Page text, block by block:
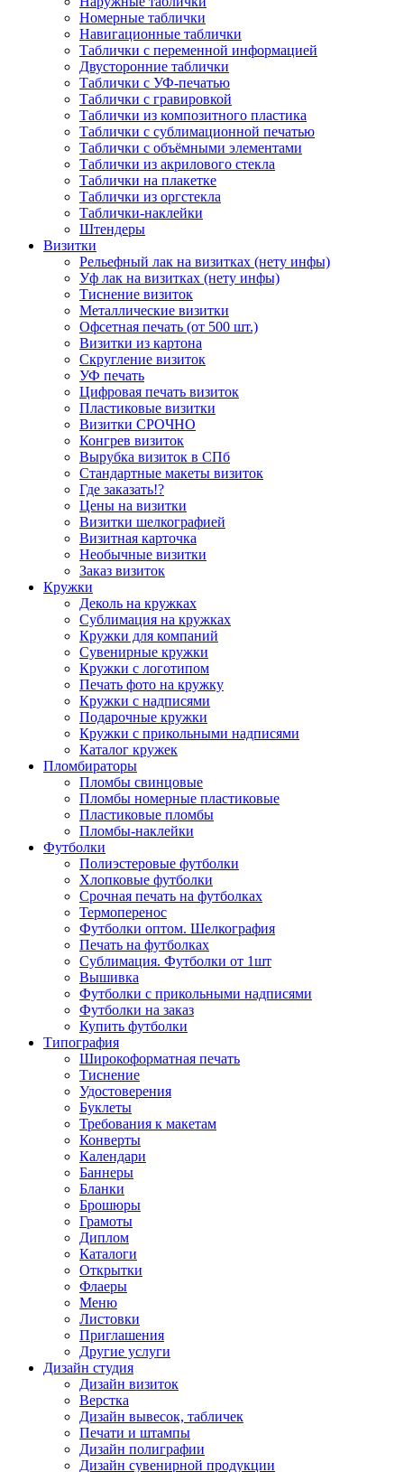
Номерные таблички
Навигационные таблички
Таблички с переменной информацией
Двусторонние таблички
Таблички с УФ-печатью
Таблички с гравировкой
Таблички из композитного пластика
Таблички с сублимационной печатью
Таблички с объёмными элементами
Таблички из акрилового стекла
Таблички на плакетке
Таблички из оргстекла
Таблички-наклейки
Штендеры
Визитки
Рельефный лак на визитках (нету инфы)
Уф лак на визитках (нету инфы)
Тиснение визиток
Металлические визитки
Офсетная печать (от 500 шт.)
Визитки из картона
Скругление визиток
УФ печать
Цифровая печать визиток
Пластиковые визитки
Визитки СРОЧНО
Конгрев визиток
Вырубка визиток в СПб
Стандартные макеты визиток
Где заказать!?
Цены на визитки
Визитки шелкографией
Визитная карточка
Необычные визитки
Заказ визиток
Кружки
Деколь на кружках
Сублимация на кружках
Кружки для компаний
Сувенирные кружки
Кружки с логотипом
Печать фото на кружку
Кружки с надписями
Подарочные кружки
Кружки с прикольными надписями
Каталог кружек
Пломбираторы
Пломбы свинцовые
Пломбы номерные пластиковые
Пластиковые пломбы
Пломбы-наклейки
Футболки
Полиэстеровые футболки
Хлопковые футболки
Срочная печать на футболках
Термоперенос
Футболки оптом. Шелкография
Печать на футболках
Сублимация. Футболки от 1шт
Вышивка
Футболки с прикольными надписями
Футболки на заказ
Купить футболки
Типография
Широкоформатная печать
Тиснение
Удостоверения
Буклеты
Требования к макетам
Конверты
Календари
Баннеры
Бланки
Брошюры
Грамоты
Диплом
Каталоги
Открытки
Флаеры
Меню
Листовки
Приглашения
Другие услуги
Дизайн студия
Дизайн визиток
Верстка
Дизайн вывесок, табличек
Печати и штампы
Дизайн полиграфии
Дизайн сувенирной продукции